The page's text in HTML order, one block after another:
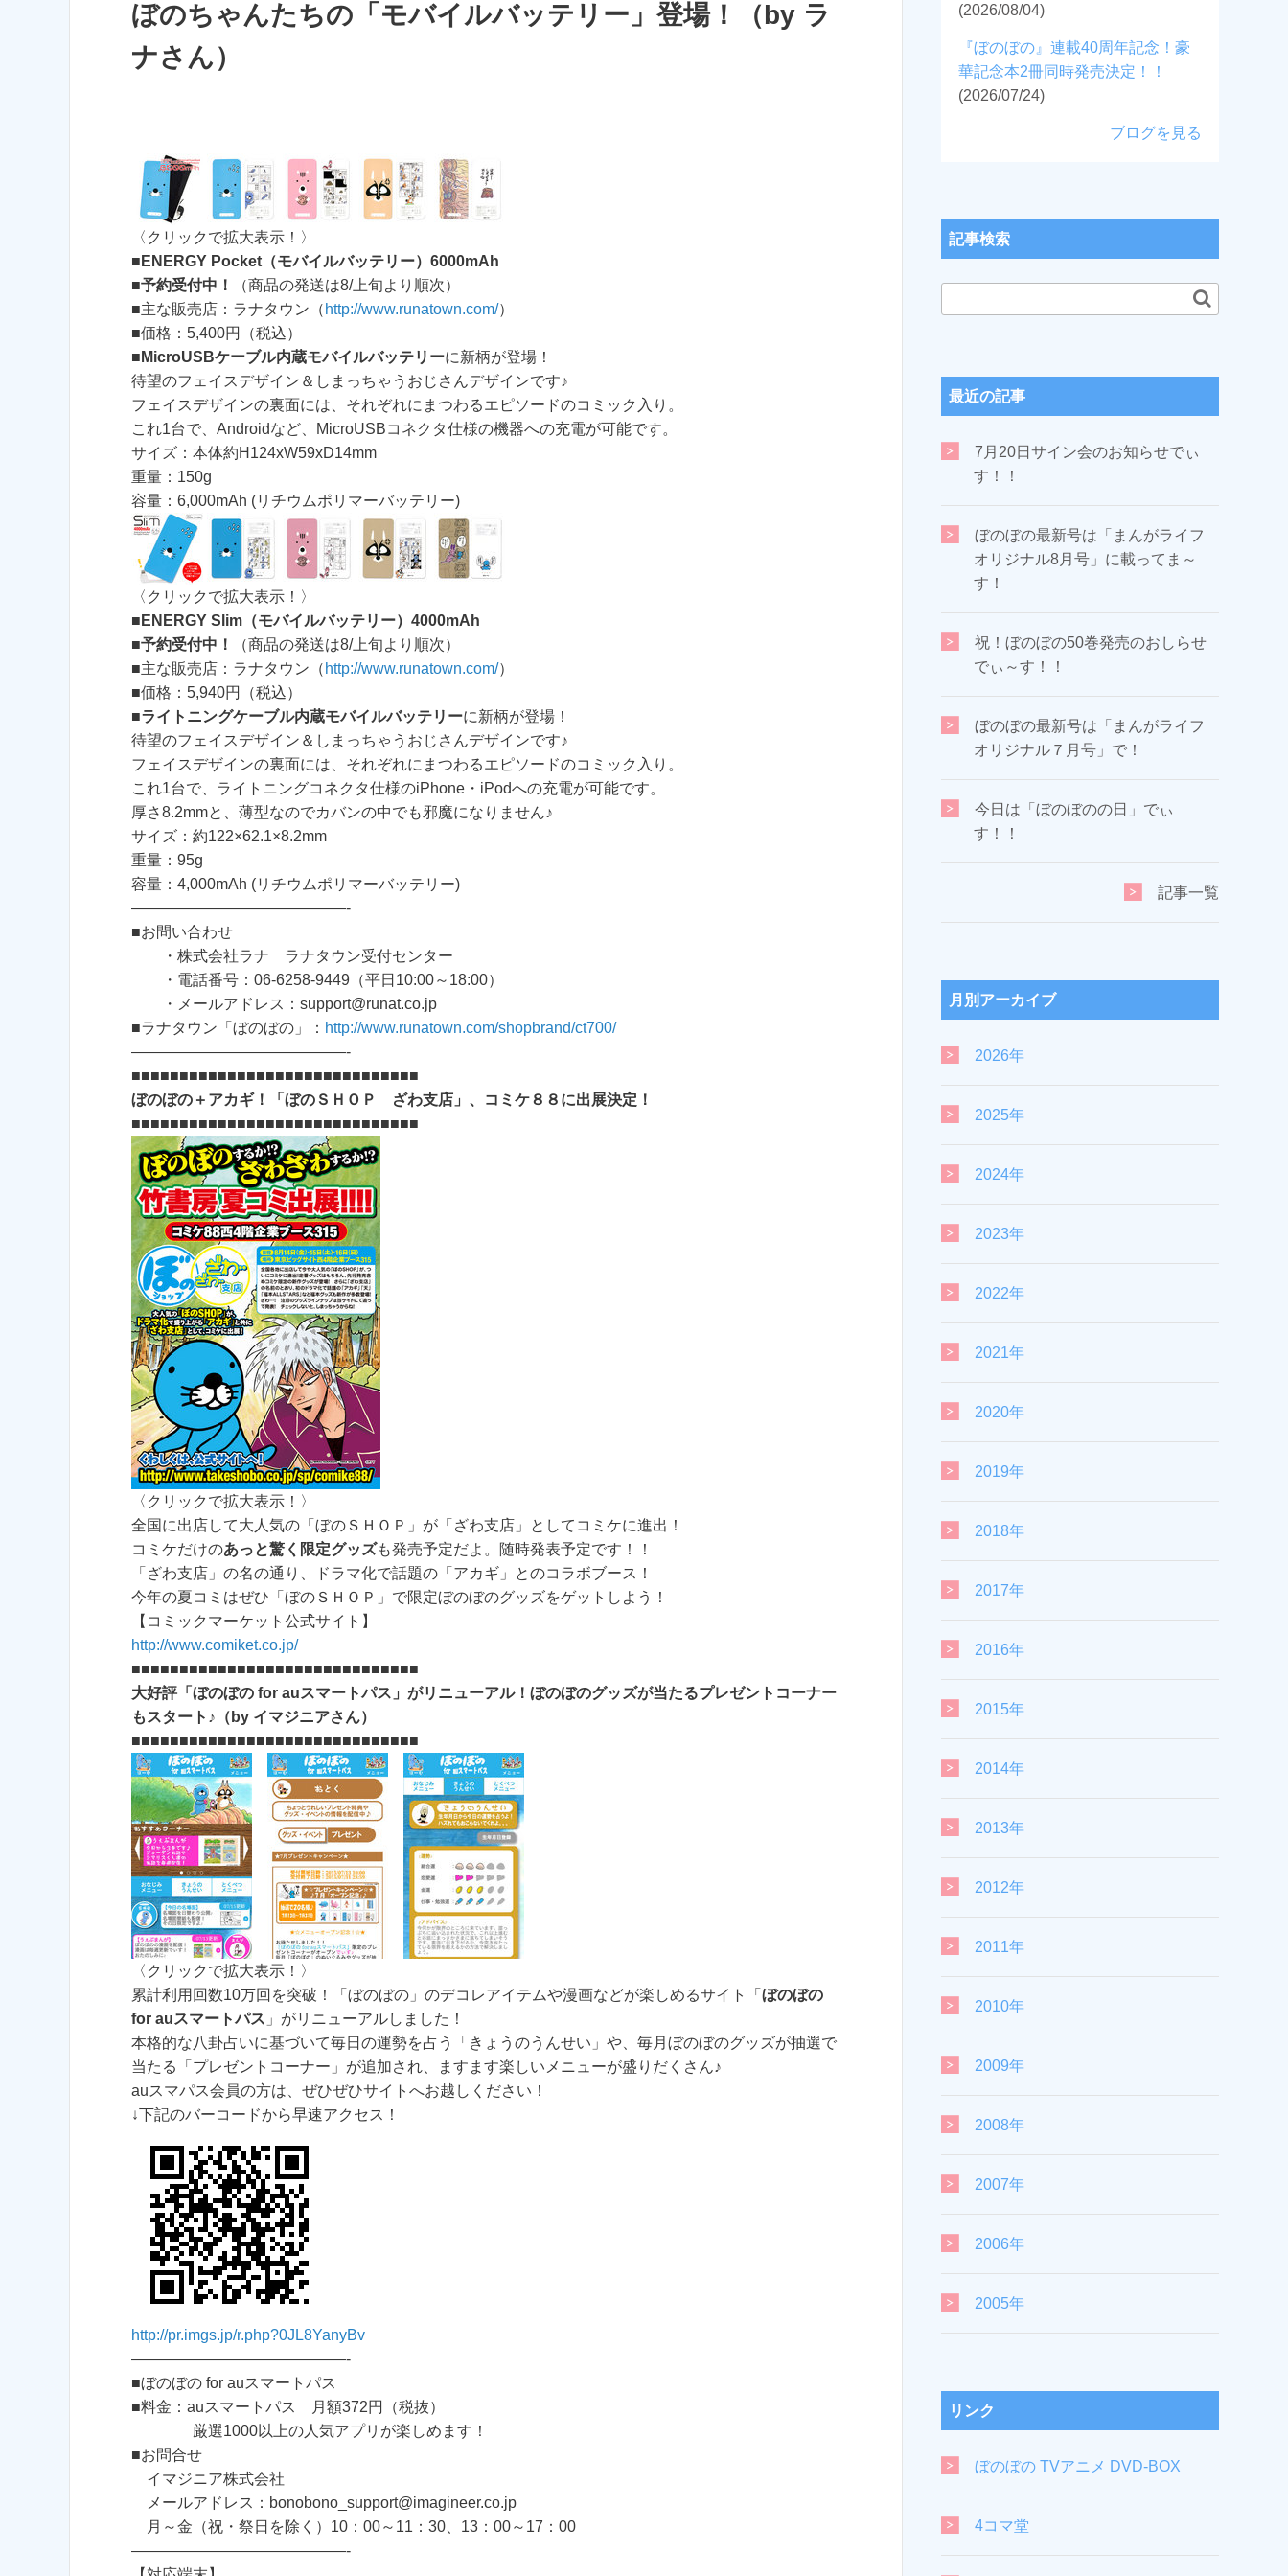
ぼのちゃんたちの「モバイルバッテリー」登場！（by ラ
ナさん）
〈クリックで拡大表示！〉
■ ENERGY Pocket（モバイルバッテリー）6000mAh
■予約受付中！
（商品の発送は8/上旬より順次）
■主な販売店：ラナタウン（ http://www.runatown.com/）
■価格：5,400円（税込）
■ MicroUSBケーブル内蔵モバイルバッテリーに新柄が登場！
待望のフェイスデザイン＆しまっちゃうおじさんデザインです♪
フェイスデザインの裏面には、それぞれにまつわるエピソードのコミック入り。
これ1台で、Androidなど、MicroUSBコネクタ仕様の機器への充電が可能です。
サイズ：本体約H124xW59xD14mm
重量：150g
容量：6,000mAh (リチウムポリマーバッテリー)
〈クリックで拡大表示！〉
■ ENERGY Slim（モバイルバッテリー）4000mAh
■予約受付中！
（商品の発送は8/上旬より順次）
■主な販売店：ラナタウン（ http://www.runatown.com/）
■価格：5,940円（税込）
■ライトニングケーブル内蔵モバイルバッテリーに新柄が登場！
待望のフェイスデザイン＆しまっちゃうおじさんデザインです♪
フェイスデザインの裏面には、それぞれにまつわるエピソードのコミック入り。
これ1台で、ライトニングコネクタ仕様のiPhone・iPodへの充電が可能です。
厚さ8.2mmと、薄型なのでカバンの中でも邪魔になりません♪
サイズ：約122×62.1×8.2mm
重量：95g
容量：4,000mAh (リチウムポリマーバッテリー)
——————————————-
■お問い合わせ
・株式会社ラナ ラナタウン受付センター
・電話番号：06-6258-9449（平日10:00～18:00）
・メールアドレス：support@runat.co.jp
■ラナタウン「ぼのぼの」： http://www.runatown.com/shopbrand/ct700/
——————————————-
■■■■■■■■■■■■■■■■■■■■■■■■■■■■■■
ぼのぼの＋アカギ！「ぼのＳＨＯＰ ざわ支店」、コミケ８８に出展決定！
■■■■■■■■■■■■■■■■■■■■■■■■■■■■■■
〈クリックで拡大表示！〉
全国に出店して大人気の「ぼのＳＨＯＰ」が「ざわ支店」としてコミケに進出！
コミケだけのあっと驚く限定グッズも発売予定だよ。随時発表予定です！！
「ざわ支店」の名の通り、ドラマ化で話題の「アカギ」とのコラボブース！
今年の夏コミはぜひ「ぼのＳＨＯＰ」で限定ぼのぼのグッズをゲットしよう！
【コミックマーケット公式サイト】
http://www.comiket.co.jp/
■■■■■■■■■■■■■■■■■■■■■■■■■■■■■■
大好評「ぼのぼの for auスマートパス」がリニューアル！ぼのぼのグッズが当たるプレゼントコーナー
もスタート♪（by イマジニアさん）
■■■■■■■■■■■■■■■■■■■■■■■■■■■■■■
〈クリックで拡大表示！〉
累計利用回数10万回を突破！「ぼのぼの」のデコレアイテムや漫画などが楽しめるサイト「 ぼのぼの
for auスマートパス 」がリニューアルしました！
本格的な八卦占いに基づいて毎日の運勢を占う「きょうのうんせい」や、毎月ぼのぼのグッズが抽選で
当たる「プレゼントコーナー」が追加され、ますます楽しいメニューが盛りだくさん♪
auスマパス会員の方は、ぜひぜひサイトへお越しください！
↓下記のバーコードから早速アクセス！
http://pr.imgs.jp/r.php?0JL8YanyBv
——————————————-
■ぼのぼの for auスマートパス
■料金：auスマートパス 月額372円（税抜）
厳選1000以上の人気アプリが楽しめます！
■お問合せ
イマジニア株式会社
メールアドレス：bonobono_support@imagineer.co.jp
月～金（祝・祭日を除く）10：00～11：30、13：00～17：00
——————————————-
(2026/08/04)
『ぼのぼの』連載40周年記念！豪
華記念本2冊同時発売決定！！
(2026/07/24)
ブログを見る
記事検索
最近の記事
7月20日サイン会のお知らせでぃ
す！！
ぼのぼの最新号は「まんがライフ
オリジナル8月号」に載ってま～
す！
祝！ぼのぼの50巻発売のおしらせ
でぃ～す！！
ぼのぼの最新号は「まんがライフ
オリジナル７月号」で！
今日は「ぼのぼのの日」でぃ
す！！
記事一覧
月別アーカイブ
2026年
2025年
2024年
2023年
2022年
2021年
2020年
2019年
2018年
2017年
2016年
2015年
2014年
2013年
2012年
2011年
2010年
2009年
2008年
2007年
2006年
2005年
リンク
ぼのぼの TVアニメ DVD-BOX
4コマ堂